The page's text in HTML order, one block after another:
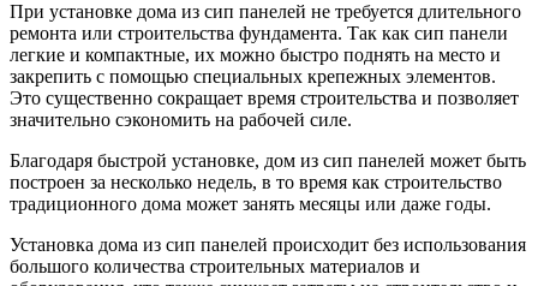
При установке дома из сип панелей не требуется длительного
ремонта или строительства фундамента. Так как сип панели
легкие и компактные, их можно быстро поднять на место и
закрепить с помощью специальных крепежных элементов.
Это существенно сокращает время строительства и позволяет
значительно сэкономить на рабочей силе.
Благодаря быстрой установке, дом из сип панелей может быть
построен за несколько недель, в то время как строительство
традиционного дома может занять месяцы или даже годы.
Установка дома из сип панелей происходит без использования
большого количества строительных материалов и